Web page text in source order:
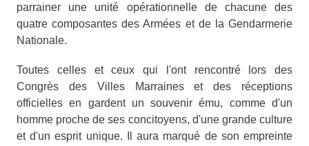
parrainer une unité opérationnelle de chacune des
quatre composantes des Armées et de la Gendarmerie
Nationale.
Toutes celles et ceux qui l'ont rencontré lors des
Congrès des Villes Marraines et des réceptions
officielles en gardent un souvenir ému, comme d'un
homme proche de ses concitoyens, d'une grande culture
et d'un esprit unique. Il aura marqué de son empreinte